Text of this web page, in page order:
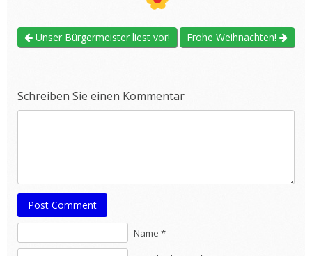
Unser Bürgermeister liest vor! Frohe Weihnachten!
Schreiben Sie einen Kommentar
Post Comment
Name *